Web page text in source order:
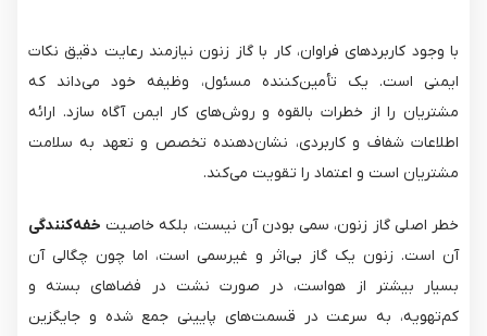
با وجود کاربردهای فراوان، کار با گاز زنون نیازمند رعایت دقیق نکات
ایمنی است. یک تأمین‌کننده مسئول، وظیفه خود می‌داند که
مشتریان را از خطرات بالقوه و روش‌های کار ایمن آگاه سازد. ارائه
اطلاعات شفاف و کاربردی، نشان‌دهنده تخصص و تعهد به سلامت
مشتریان است و اعتماد را تقویت می‌کند.
خطر اصلی گاز زنون، سمی بودن آن نیست، بلکه خاصیت خفه‌کنندگی
آن است. زنون یک گاز بی‌اثر و غیرسمی است، اما چون چگالی آن
بسیار بیشتر از هواست، در صورت نشت در فضاهای بسته و
کم‌تهویه، به سرعت در قسمت‌های پایینی جمع شده و جایگزین